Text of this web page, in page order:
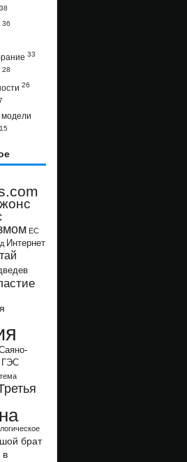
38
36
33
28
26
модели
15
ЕС
Интернет
ГЭС
брат
в